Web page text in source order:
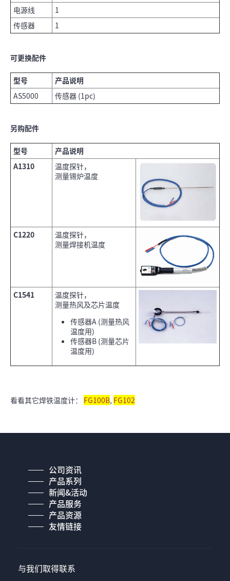
电源线
1
传感器
1
可更换配件
型号
产品说明
AS5000
传感器 (1pc)
另购配件
型号
产品说明
A1310
温度探针，
测量锡炉温度
C1220
温度探针，
测量焊接机温度
C1541
温度探针，
测量热风及芯片温度
传感器A (测量热风
温度用)
传感器B (测量芯片
温度用)
看看其它焊铁温度计： FG100B, FG102
公司资讯
产品系列
新闻&活动
产品服务
产品资源
友情链接
与我们取得联系